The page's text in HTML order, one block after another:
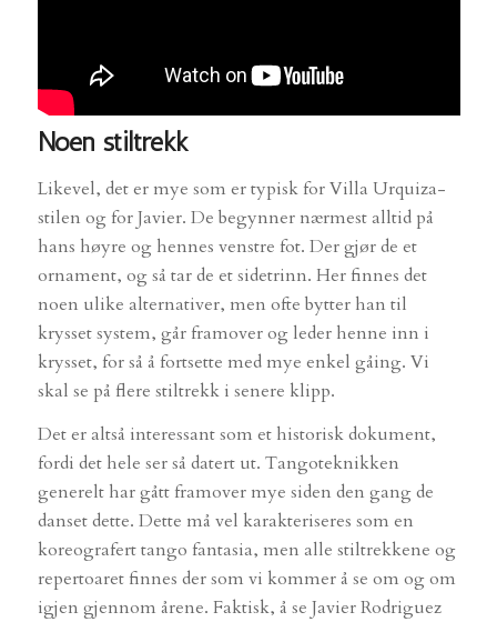
Noen stiltrekk
Likevel, det er mye som er typisk for Villa Urquiza-
stilen og for Javier. De begynner nærmest alltid på
hans høyre og hennes venstre fot. Der gjør de et
ornament, og så tar de et sidetrinn. Her finnes det
noen ulike alternativer, men ofte bytter han til
krysset system, går framover og leder henne inn i
krysset, for så å fortsette med mye enkel gåing. Vi
skal se på flere stiltrekk i senere klipp.
Det er altså interessant som et historisk dokument,
fordi det hele ser så datert ut. Tangoteknikken
generelt har gått framover mye siden den gang de
danset dette. Dette må vel karakteriseres som en
koreograferttango fantasia, men alle stiltrekkene og
repertoaret finnes der som vi kommer å se om og om
igjen gjennom årene. Faktisk, å se Javier Rodriguez